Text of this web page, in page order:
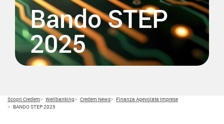
Bando STEP
2025
Scopri Credem Wellbanking Credem News
Finanza Agevolata Imprese
BANDO STEP 2025